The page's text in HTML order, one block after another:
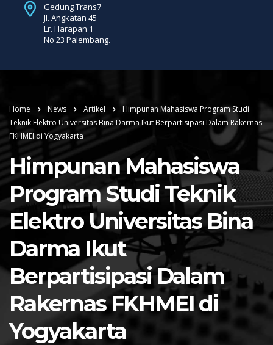
Gedung Trans7
Jl. Angkatan 45
Lr. Harapan 1
No 23 Palembang.
Home News Artikel
Himpunan Mahasiswa Program Studi
Teknik Elektro Universitas Bina Darma Ikut Berpartisipasi Dalam Rakernas
FKHMEI di Yogyakarta
Himpunan Mahasiswa
Program Studi Teknik
Elektro Universitas Bina
Darma Ikut
Berpartisipasi Dalam
Rakernas FKHMEI di
Yogyakarta